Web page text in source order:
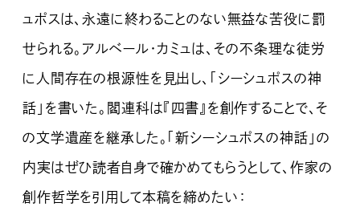
ュポスは、永遠に終わることのない無益な苦役に罰
せられる。アルベール・カミュは、その不条理な徒労
に人間存在の根源性を見出し、「シーシュポスの神
話」を書いた。閻連科は『四書』を創作することで、そ
の文学遺産を継承した。「新シーシュポスの神話」の
内実はぜひ読者自身で確かめてもらうとして、作家の
創作哲学を引用して本稿を締めたい：